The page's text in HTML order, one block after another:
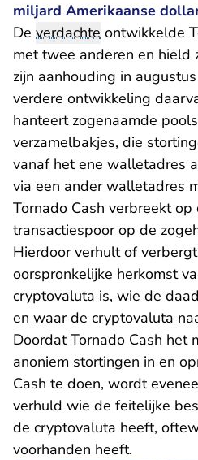
miljard Amerikaanse
De verdachte ontwikkelde
met twee anderen en hield
zijn aanhouding in
verdere ontwikkeling
hanteert zogenaamde
verzamelbakjes, die
vanaf het ene walletadres
via een ander walletadres
Tornado Cash verbreekt
transactiespoor op de
Hierdoor verhult of
oorspronkelijke herkomst
cryptovaluta is, wie de
en waar de cryptovaluta
Doordat Tornado Cash het
anoniem stortingen in en
Cash te doen, wordt
verhuld wie de feitelijke
de cryptovaluta heeft,
voorhanden heeft.